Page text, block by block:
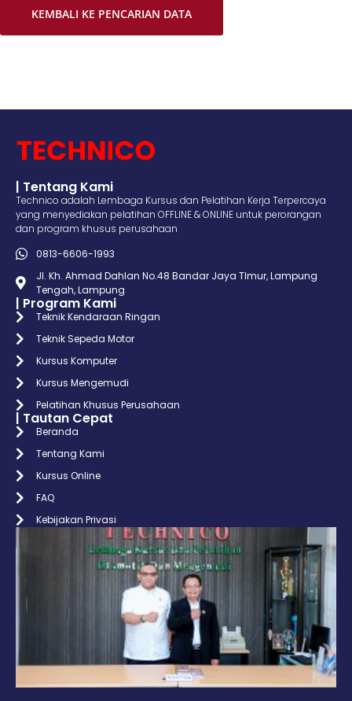
KEMBALI KE PENCARIAN DATA
| Tentang Kami
Technico adalah Lembaga Kursus dan Pelatihan Kerja Terpercaya
yang menyediakan pelatihan OFFLINE & ONLINE untuk perorangan
dan program khusus perusahaan
0813-6606-1993
Jl. Kh. Ahmad Dahlan No.48 Bandar Jaya TImur, Lampung
Tengah, Lampung
| Program Kami
Teknik Kendaraan Ringan
Teknik Sepeda Motor
Kursus Komputer
Kursus Mengemudi
Pelatihan Khusus Perusahaan
| Tautan Cepat
Beranda
Tentang Kami
Kursus Online
FAQ
Kebijakan Privasi